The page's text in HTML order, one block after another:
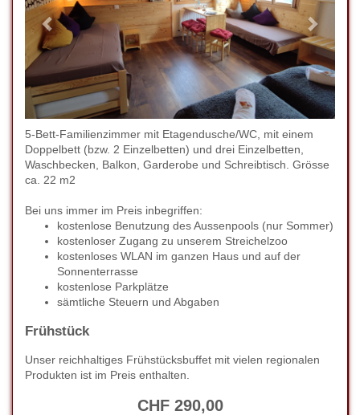
5-Bett-Familienzimmer mit Etagendusche/WC, mit einem
Doppelbett (bzw. 2 Einzelbetten) und drei Einzelbetten,
Waschbecken, Balkon, Garderobe und Schreibtisch. Grösse
ca. 22 m2
Bei uns immer im Preis inbegriffen:
kostenlose Benutzung des Aussenpools (nur Sommer)
kostenloser Zugang zu unserem Streichelzoo
kostenloses WLAN im ganzen Haus und auf der
Sonnenterrasse
kostenlose Parkplätze
sämtliche Steuern und Abgaben
Frühstück
Unser reichhaltiges Frühstücksbuffet mit vielen regionalen
Produkten ist im Preis enthalten.
CHF 290,00